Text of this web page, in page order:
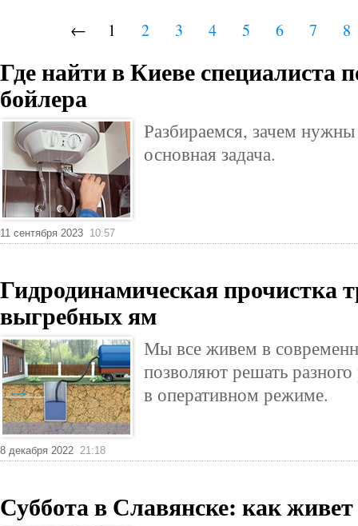
← 1 2 3 4 5 6 7 8
Где найти в Киеве специалиста
бойлера
Разбираемся, зачем
основная задача.
11 сентября 2023 10:57
Гидродинамическая прочистка
выгребных ям
Мы все живем в
позволяют решать
в оперативном режиме.
8 декабря 2022 21:18
Суббота в Славянске: как живет